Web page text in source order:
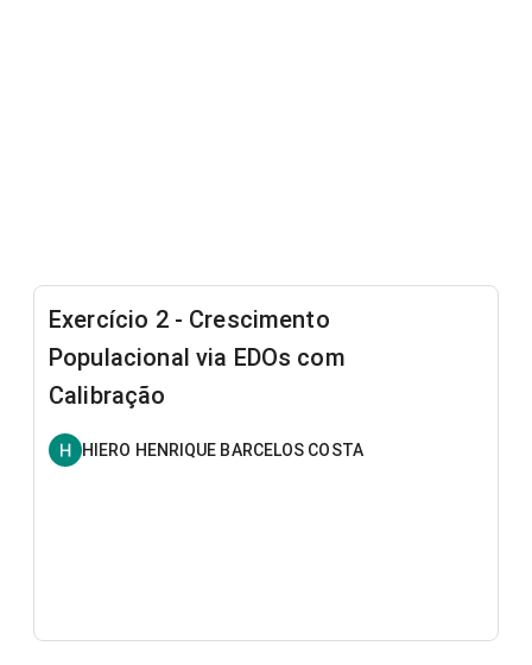
Exercício 2 - Crescimento
Populacional via EDOs com
Calibração
HIERO HENRIQUE BARCELOS COSTA